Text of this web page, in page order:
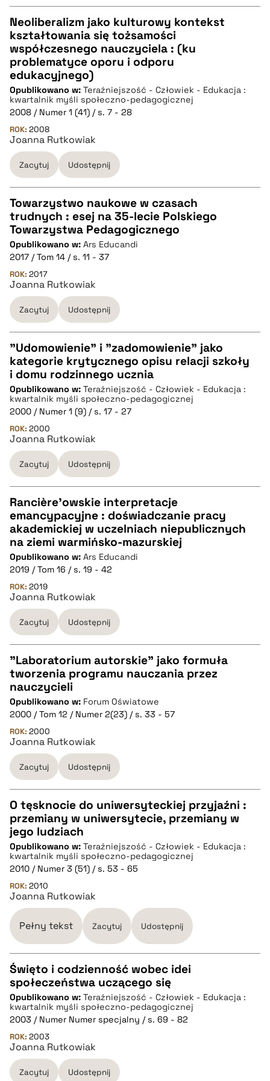
CZYSTY TEKST
pobierz cytat
BIBTEX
pobierz cytat
Neoliberalizm jako kulturowy kontekst
kształtowania się tożsamości
współczesnego nauczyciela : (ku
problematyce oporu i odporu
edukacyjnego)
Opublikowano w: Teraźniejszość - Człowiek - Edukacja :
kwartalnik myśli społeczno-pedagogicznej
2008 / Numer 1 (41) / s. 7 - 28
ROK: 2008
Joanna Rutkowiak
Zacytuj Udostępnij
CZYSTY TEKST
pobierz cytat
BIBTEX
pobierz cytat
Towarzystwo naukowe w czasach
trudnych : esej na 35-lecie Polskiego
Towarzystwa Pedagogicznego
Opublikowano w: Ars Educandi
2017 / Tom 14 / s. 11 - 37
ROK: 2017
Joanna Rutkowiak
Zacytuj Udostępnij
CZYSTY TEKST
pobierz cytat
BIBTEX
pobierz cytat
"Udomowienie" i "zadomowienie" jako
kategorie krytycznego opisu relacji szkoły
i domu rodzinnego ucznia
Opublikowano w: Teraźniejszość - Człowiek - Edukacja :
kwartalnik myśli społeczno-pedagogicznej
2000 / Numer 1 (9) / s. 17 - 27
ROK: 2000
Joanna Rutkowiak
Zacytuj Udostępnij
CZYSTY TEKST
pobierz cytat
BIBTEX
pobierz cytat
Rancière'owskie interpretacje
emancypacyjne : doświadczanie pracy
akademickiej w uczelniach niepublicznych
na ziemi warmińsko-mazurskiej
Opublikowano w: Ars Educandi
2019 / Tom 16 / s. 19 - 42
ROK: 2019
Joanna Rutkowiak
Zacytuj Udostępnij
CZYSTY TEKST
pobierz cytat
BIBTEX
pobierz cytat
"Laboratorium autorskie" jako formuła
tworzenia programu nauczania przez
nauczycieli
Opublikowano w: Forum Oświatowe
2000 / Tom 12 / Numer 2(23) / s. 33 - 57
ROK: 2000
Joanna Rutkowiak
Zacytuj Udostępnij
CZYSTY TEKST
pobierz cytat
BIBTEX
pobierz cytat
O tęsknocie do uniwersyteckiej przyjaźni :
przemiany w uniwersytecie, przemiany w
jego ludziach
Opublikowano w: Teraźniejszość - Człowiek - Edukacja :
kwartalnik myśli społeczno-pedagogicznej
2010 / Numer 3 (51) / s. 53 - 65
ROK: 2010
Joanna Rutkowiak
Pełny tekst Zacytuj Udostępnij
CZYSTY TEKST
pobierz cytat
BIBTEX
Święto i codzienność wobec idei
społeczeństwa uczącego się
Opublikowano w: Teraźniejszość - Człowiek - Edukacja :
kwartalnik myśli społeczno-pedagogicznej
2003 / Numer Numer specjalny / s. 69 - 82
ROK: 2003
Joanna Rutkowiak
Zacytuj Udostępnij